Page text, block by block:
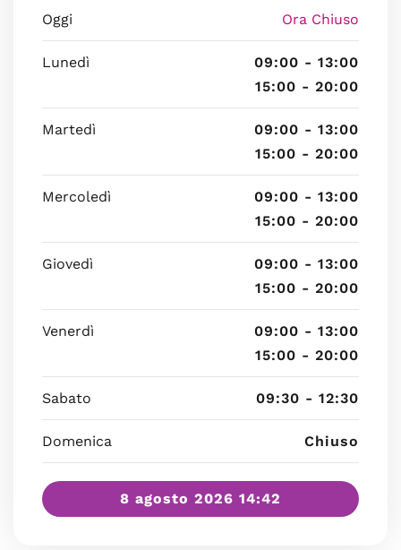
Oggi Ora Chiuso
Lunedì
09:00 - 13:00
15:00 - 20:00
Martedì
09:00 - 13:00
15:00 - 20:00
Mercoledì
09:00 - 13:00
15:00 - 20:00
Giovedì
09:00 - 13:00
15:00 - 20:00
Venerdì
09:00 - 13:00
15:00 - 20:00
Sabato 09:30 - 12:30
Domenica Chiuso
8 agosto 2026 14:42